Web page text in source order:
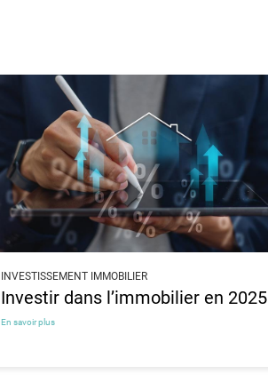
INVESTISSEMENT IMMOBILIER
Investir dans l’immobilier en 2025
En savoir plus